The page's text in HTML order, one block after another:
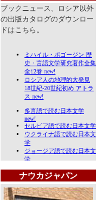
ブックニュース、ロシア以外
の出版カタログのダウンロー
ドはこちら。
ナウカジャパン